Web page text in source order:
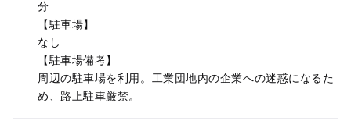
分
【駐車場】
なし
【駐車場備考】
周辺の駐車場を利用。工業団地内の企業への迷惑になるた
め、路上駐車厳禁。